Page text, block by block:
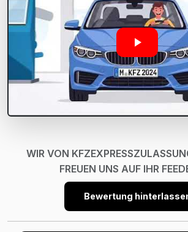
WIR VON
FREUEN UNS AUF IHR
Bewertung